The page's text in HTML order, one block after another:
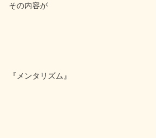
その内容が
『メンタリズム』